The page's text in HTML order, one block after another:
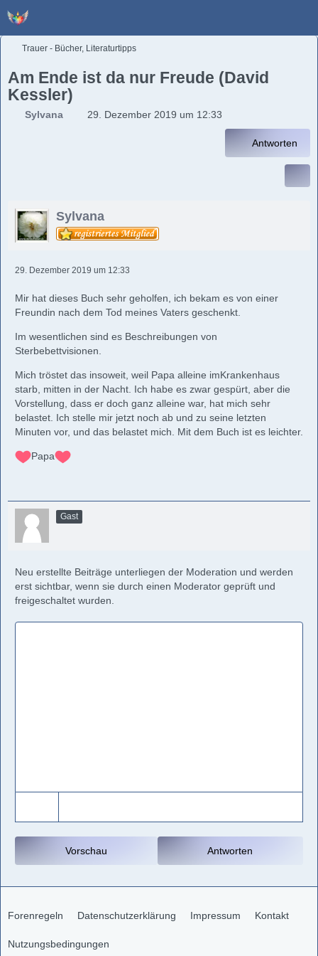
Trauer - Bücher, Literaturtipps
Am Ende ist da nur Freude (David
Kessler)
Sylvana 29. Dezember 2019 um 12:33
Antworten
Sylvana
29. Dezember 2019 um 12:33
Mir hat dieses Buch sehr geholfen, ich bekam es von einer
Freundin nach dem Tod meines Vaters geschenkt.
Im wesentlichen sind es Beschreibungen von
Sterbebettvisionen.
Mich tröstet das insoweit, weil Papa alleine imKrankenhaus
starb, mitten in der Nacht. Ich habe es zwar gespürt, aber die
Vorstellung, dass er doch ganz alleine war, hat mich sehr
belastet. Ich stelle mir jetzt noch ab und zu seine letzten
Minuten vor, und das belastet mich. Mit dem Buch ist es leichter.
Papa
Gast
Neu erstellte Beiträge unterliegen der Moderation und werden
erst sichtbar, wenn sie durch einen Moderator geprüft und
freigeschaltet wurden.
Antworten
Vorschau
Forenregeln Datenschutzerklärung Impressum Kontakt
Nutzungsbedingungen